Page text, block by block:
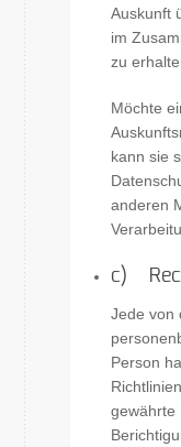
Auskunft
im
zu
Möchte
kann sie
anderen
c)
Jede von
Person
gewährte